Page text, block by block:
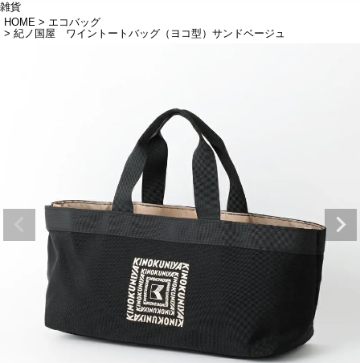
雑貨
HOME
エコバッグ
紀ノ国屋 ワイントートバッグ（ヨコ型）サンドベージュ